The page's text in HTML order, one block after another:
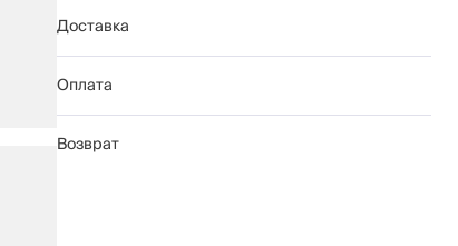
ухода абразивные чистящие средства и жесткие
губки. Можно мыть в посудомоечной машине на
щадящем режиме для стекла.
Доставка
Оплата
Возврат